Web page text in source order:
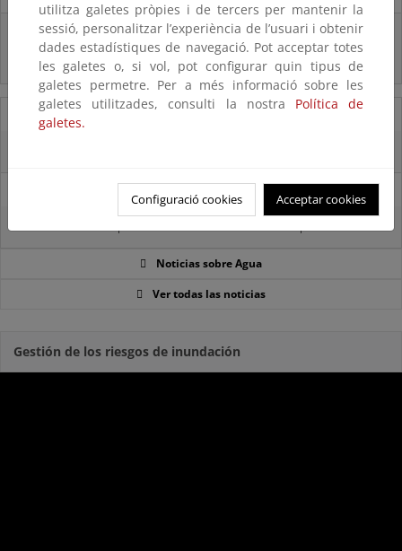
Real Decreto subvenciones adaptación riesgos inundación
Inf. Pública RD medidas gestión riesgo inundación
05/08/2025
Noticias sobre Agua
Ver todas las noticias
Gestión de los riesgos de inundación
utilitza galetes pròpies i de tercers per mantenir la
sessió, personalitzar l’experiència de l’usuari i obtenir
dades estadístiques de navegació. Pot acceptar totes
les galetes o, si vol, pot configurar quin tipus de
galetes permetre. Per a més informació sobre les
galetes utilitzades, consulti la nostra Política de
galetes.
Configuració cookies Acceptar cookies